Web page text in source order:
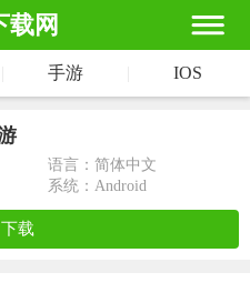
载网
手游 IOS
语言：简体中文
系统：Android
载